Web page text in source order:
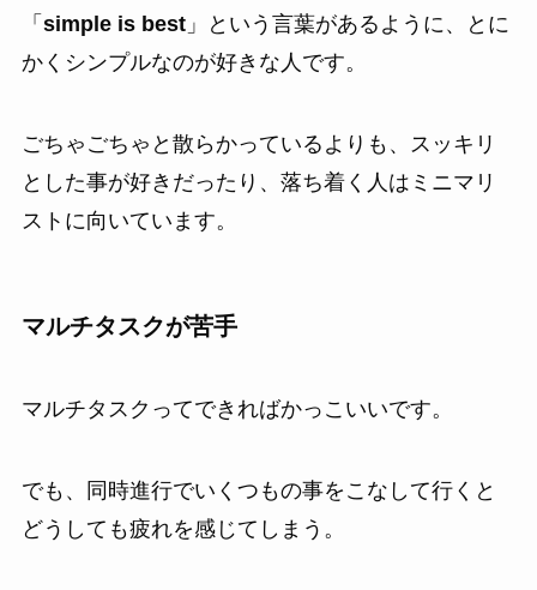
「 simple is best」という言葉があるように、とに
かくシンプルなのが好きな人です。
ごちゃごちゃと散らかっているよりも、スッキリ
とした事が好きだったり、落ち着く人はミニマリ
ストに向いています。
マルチタスクが苦手
マルチタスクってできればかっこいいです。
でも、同時進行でいくつもの事をこなして行くと
どうしても疲れを感じてしまう。